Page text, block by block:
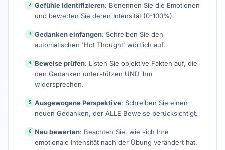
2 Gefühle identifizieren: Benennen Sie die Emotionen
und bewerten Sie deren Intensität (0-100%).
3 Gedanken einfangen: Schreiben Sie den
automatischen 'Hot Thought' wörtlich auf.
4 Beweise prüfen: Listen Sie objektive Fakten auf, die
den Gedanken unterstützen UND ihm
widersprechen.
5 Ausgewogene Perspektive: Schreiben Sie einen
neuen Gedanken, der ALLE Beweise berücksichtigt.
6 Neu bewerten: Beachten Sie, wie sich Ihre
emotionale Intensität nach der Übung verändert hat.